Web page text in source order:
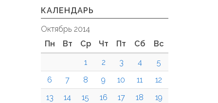
КАЛЕНДАРЬ
Октябрь 2014
Пн
Вт Ср Чт Пт Сб Вс
1 2 3 4
5
6
7 8 9 10 11
12
13
14 15 16 17 18
19